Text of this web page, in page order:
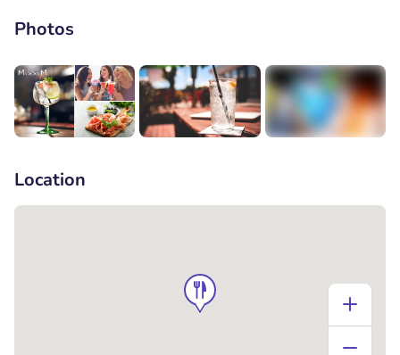
Photos
Location